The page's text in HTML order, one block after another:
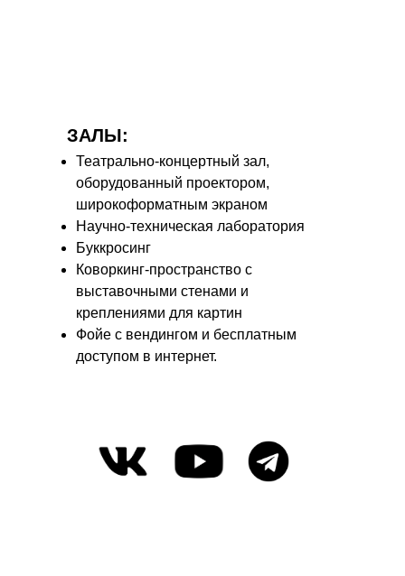
ЗАЛЫ:
Театрально-концертный зал,
оборудованный проектором,
широкоформатным экраном
Научно-техническая лаборатория
Буккросинг
Коворкинг-пространство с
выставочными стенами и
креплениями для картин
Фойе с вендингом и бесплатным
доступом в интернет.